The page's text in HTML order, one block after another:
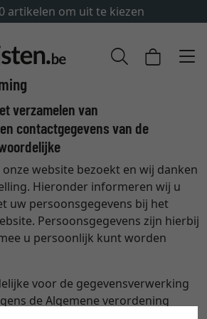
artikelen om uit te kiezen
verzamelen van
contactgegevens van de
website bezoekt en wij danken
Hieronder informeren wij u
uw persoonsgegevens bij het
Persoonsgegevens zijn hierbij
u persoonlijk kunt worden
voor de gegevensverwerking
de Algemene verordening